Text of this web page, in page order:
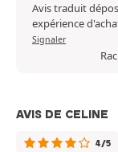
Avis traduit
expérience
Signaler
AVIS DE CELINE
4/5